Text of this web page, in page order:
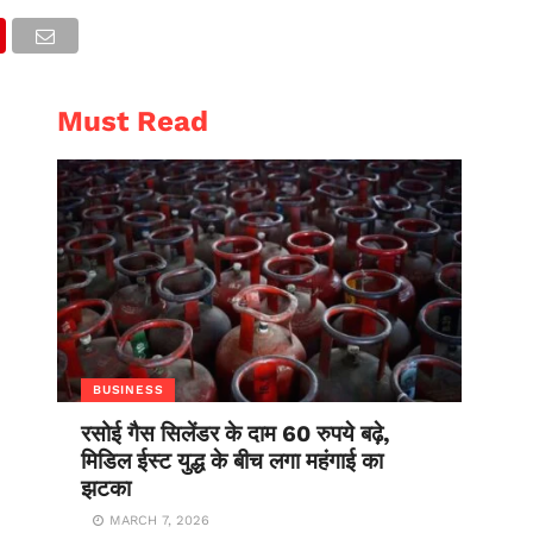
ENTERTAINMENT
Must Read
BUSINESS
रसोई गैस सिलेंडर के दाम 60 रुपये बढ़े,
मिडिल ईस्ट युद्ध के बीच लगा महंगाई का
झटका
MARCH 7, 2026